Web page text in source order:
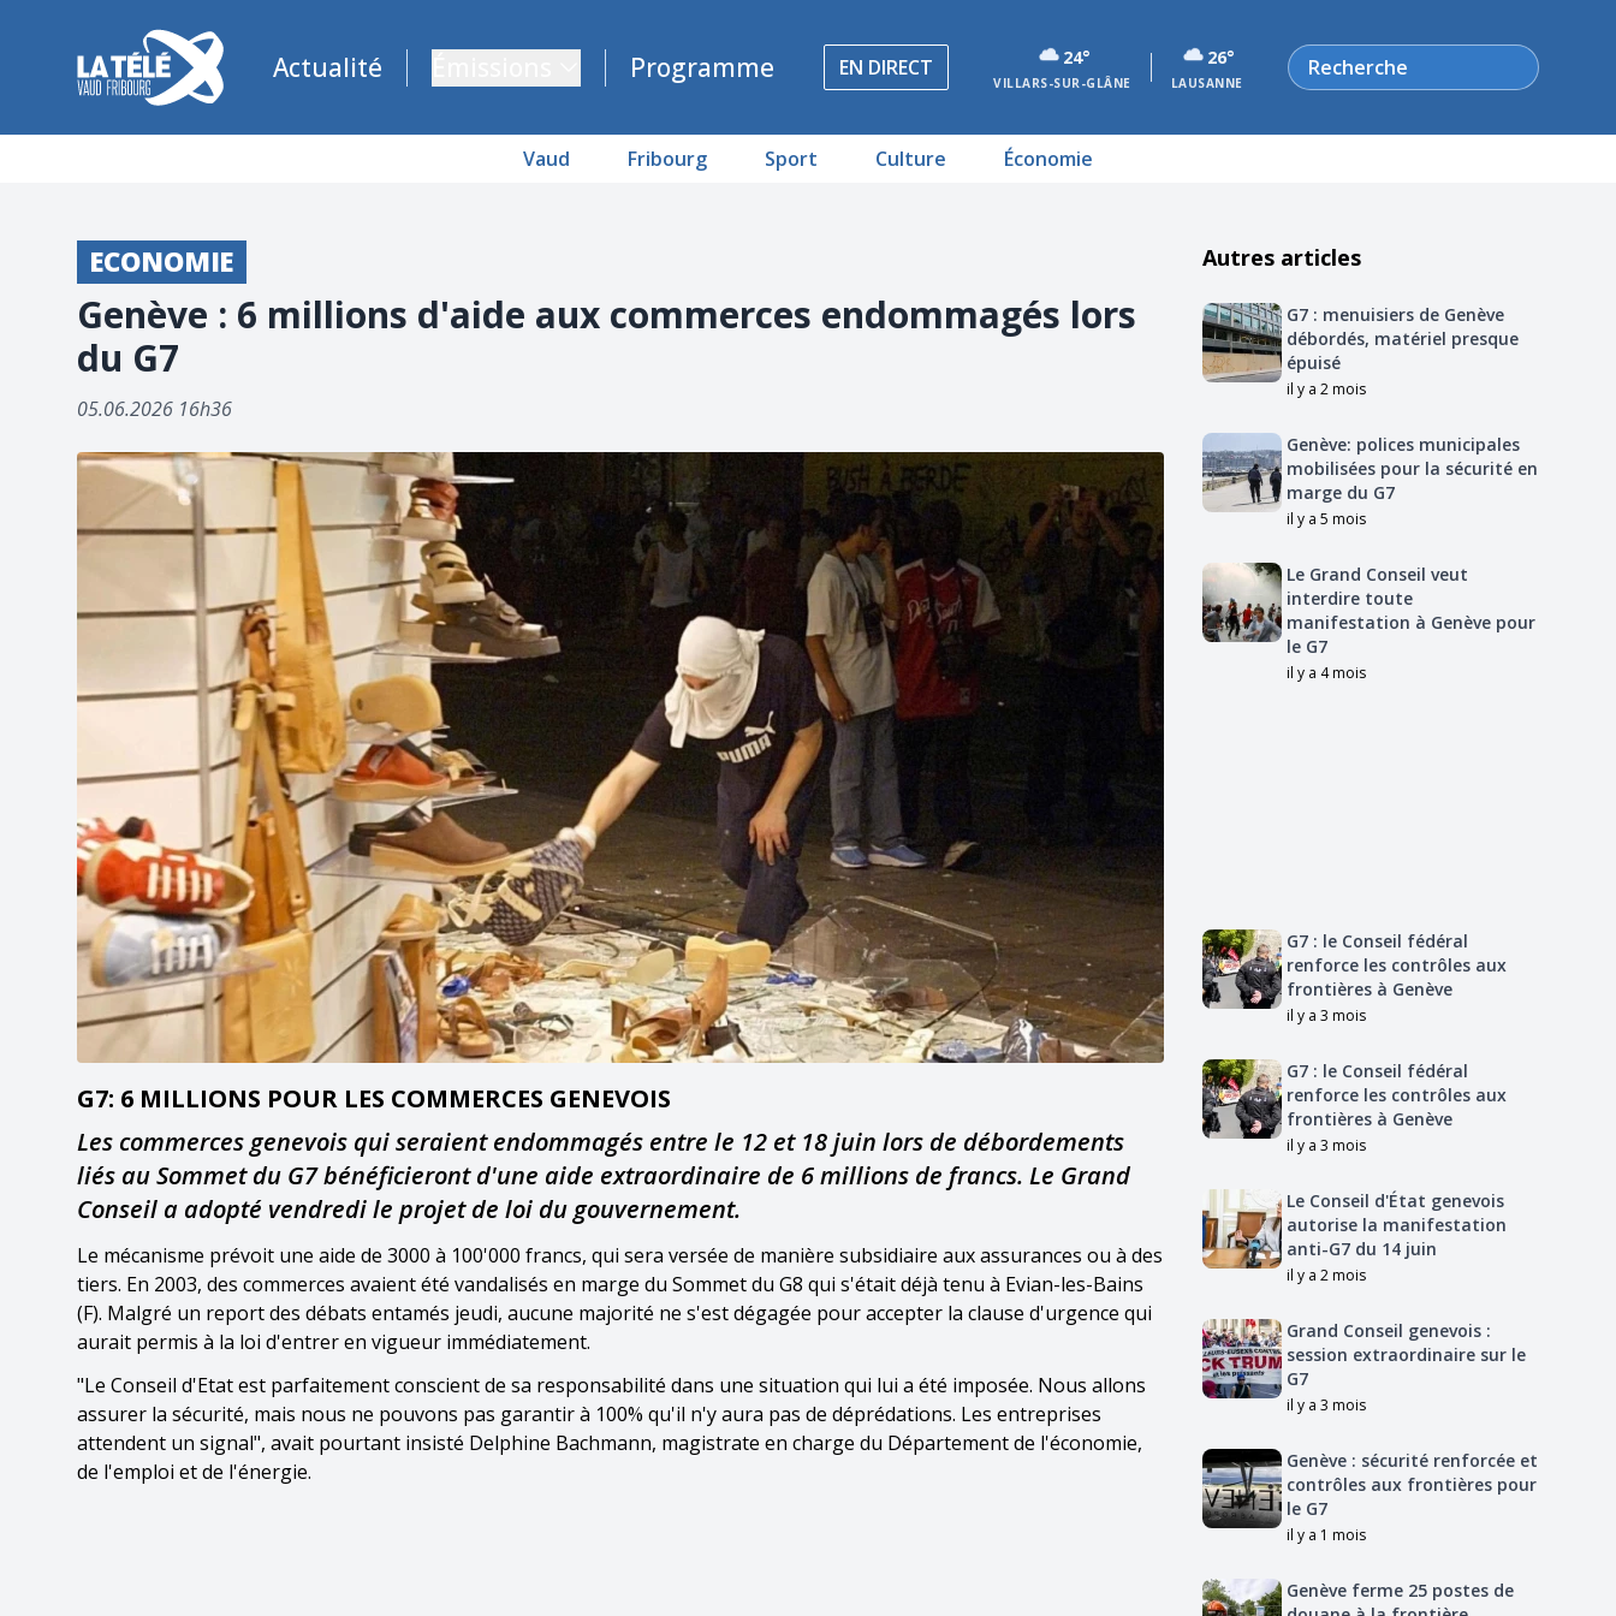
La Télé - Télévision régionale Vaud et Fribourg
Actualité Programme EN DIRECT 24°
VILLARS-SUR-GLÂNE
26°
LAUSANNE
Rechercher
Vaud Fribourg Sport Culture Économie
ECONOMIE
Genève : 6 millions d'aide aux commerces endommagés lors
du G7
05.06.2026 16h36
G7: 6 MILLIONS POUR LES COMMERCES GENEVOIS
Les commerces genevois qui seraient endommagés entre le 12 et 18 juin lors de débordements
liés au Sommet du G7 bénéficieront d'une aide extraordinaire de 6 millions de francs. Le Grand
Conseil a adopté vendredi le projet de loi du gouvernement.
Le mécanisme prévoit une aide de 3000 à 100'000 francs, qui sera versée de manière subsidiaire aux assurances ou à des
tiers. En 2003, des commerces avaient été vandalisés en marge du Sommet du G8 qui s'était déjà tenu à Evian-les-Bains
(F). Malgré un report des débats entamés jeudi, aucune majorité ne s'est dégagée pour accepter la clause d'urgence qui
aurait permis à la loi d'entrer en vigueur immédiatement.
"Le Conseil d'Etat est parfaitement conscient de sa responsabilité dans une situation qui lui a été imposée. Nous allons
assurer la sécurité, mais nous ne pouvons pas garantir à 100% qu'il n'y aura pas de déprédations. Les entreprises
attendent un signal", avait pourtant insisté Delphine Bachmann, magistrate en charge du Département de l'économie,
de l'emploi et de l'énergie.
Autres articles
G7 : menuisiers de Genève
débordés, matériel presque
épuisé
il y a 2 mois
Genève: polices municipales
mobilisées pour la sécurité en
marge du G7
il y a 5 mois
Le Grand Conseil veut
interdire toute
manifestation à Genève pour
le G7
il y a 4 mois
G7 : le Conseil fédéral
renforce les contrôles aux
frontières à Genève
il y a 3 mois
G7 : le Conseil fédéral
renforce les contrôles aux
frontières à Genève
il y a 3 mois
Le Conseil d'État genevois
autorise la manifestation
anti-G7 du 14 juin
il y a 2 mois
Grand Conseil genevois :
session extraordinaire sur le
G7
il y a 3 mois
Genève : sécurité renforcée et
contrôles aux frontières pour
le G7
il y a 1 mois
Genève ferme 25 postes de